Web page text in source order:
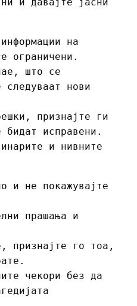
и давајте јасни
на
ограничени.
што се
нови
признајте ги
исправени.
и нивните
и не покажувајте
прашања и
признајте го тоа,
чекори без да